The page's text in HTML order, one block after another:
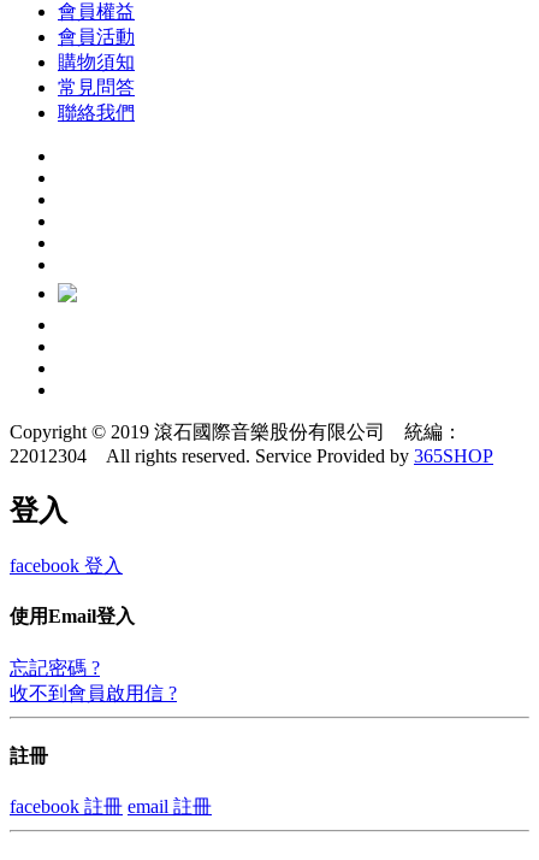
會員權益
會員活動
購物須知
常見問答
聯絡我們
Copyright © 2019 滾石國際音樂股份有限公司 統編：
22012304 All rights reserved. Service Provided by 365SHOP
登入
facebook 登入
使用Email登入
忘記密碼 ?
收不到會員啟用信 ?
註冊
facebook 註冊 email 註冊